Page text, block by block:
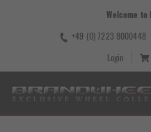
Welcome to
+49 (0) 7223 8000448
Login